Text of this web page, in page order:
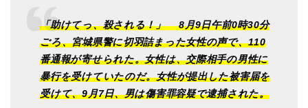
「助けてっ、殺される！」 8月9日午前0時30分
ごろ、宮城県警に切羽詰まった女性の声で、110
番通報が寄せられた。女性は、交際相手の男性に
暴行を受けていたのだ。女性が提出した被害届を
受けて、9月7日、男は傷害罪容疑で逮捕された。